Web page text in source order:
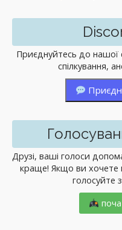
Приєднуйтесь до нашої
спілкування,
Друзі, ваші голоси
краще! Якщо ви хочете
голосуйте